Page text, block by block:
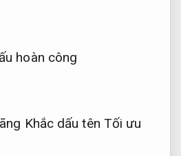
hoàn công
Khắc dấu tên Tối ưu